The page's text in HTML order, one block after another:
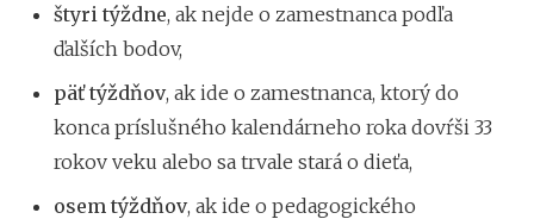
štyri týždne, ak nejde o zamestnanca podľa
ďalších bodov,
päť týždňov, ak ide o zamestnanca, ktorý do
konca príslušného kalendárneho roka dovŕši 33
rokov veku alebo sa trvale stará o dieťa,
osem týždňov, ak ide o pedagogického